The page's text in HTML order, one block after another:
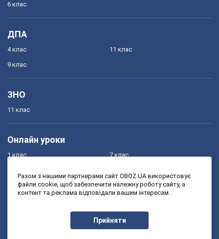
6 клас
ДПА
4 клас
9 клас
11 клас
ЗНО
11 клас
Онлайн уроки
1 клас
3 клас
7 клас
9 клас
Разом з нашими партнерами сайт OBOZ.UA використовує
файли cookie, щоб забезпечити належну роботу сайту, а
контент та реклама відповідали вашим інтересам.
Прийняти